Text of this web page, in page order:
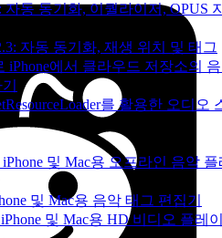
자동 동기화, 이퀄라이저, OPUS
자동 동기화, 재생 위치 및 태그
iPhone에서 클라우드 저장소의
를 활용한 오디오
iPhone 및 Mac용 오프라인 음악 플
및 Mac용 음악 태그 편집기
및 Mac용 HD 비디오 플레